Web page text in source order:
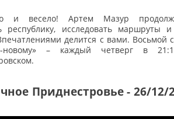
и весело! Артем Мазур
республику, исследовать маршруты
делится с вами. Восьмой
новому» – каждый четверг в
Приднестровье - 26/12/